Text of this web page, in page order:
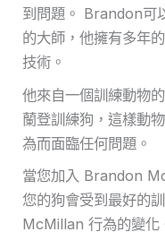
到問題。 Brandon可
的大師，他擁有多年
技術。
他來自一個訓練動物
蘭登訓練狗，這樣動
為而面臨任何問題。
當您加入 Brandon
您的狗會受到最好的
McMillan 行為的變化